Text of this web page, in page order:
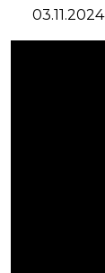
03.11.2024